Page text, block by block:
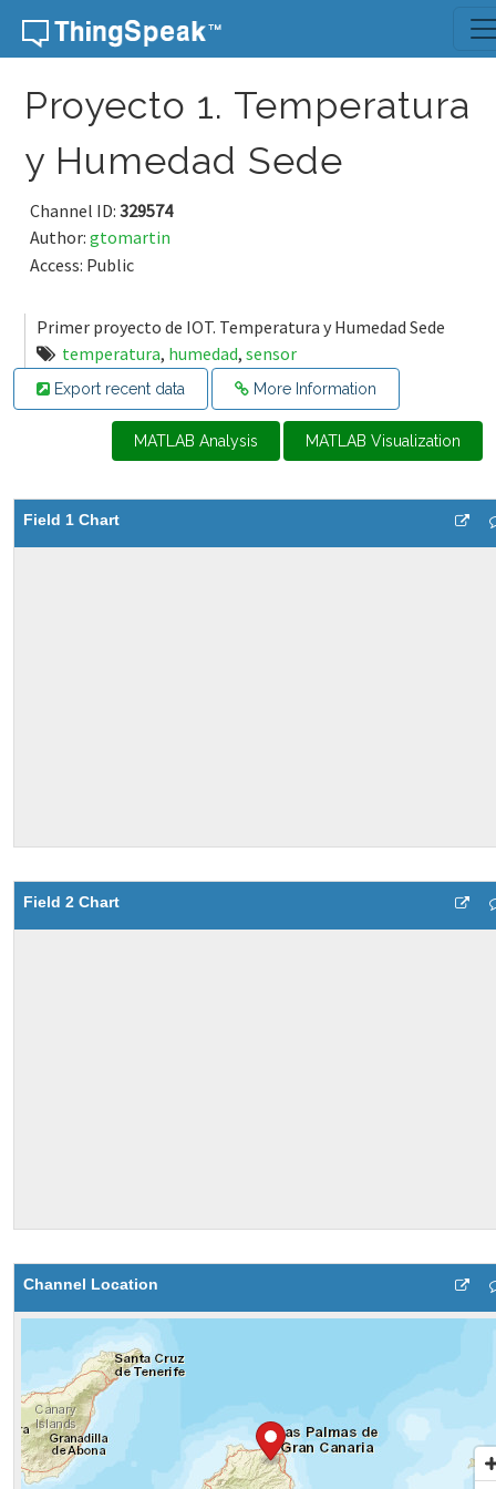
Skip to content
Proyecto 1. Temperatura
y Humedad Sede
Channel ID: 329574
Author: gtomartin
Access: Public
Primer proyecto de IOT. Temperatura y Humedad Sede
temperatura, humedad, sensor
Export recent data More Information
MATLAB Analysis MATLAB Visualization
Field 1 Chart
Field 2 Chart
Channel Location